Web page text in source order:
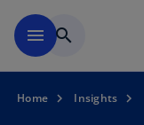
menu search
Home Insights